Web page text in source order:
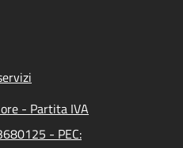
- Partita IVA
- PEC: